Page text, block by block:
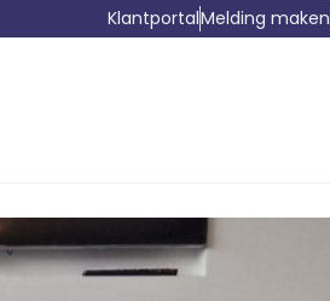
KlantportalMelding maken